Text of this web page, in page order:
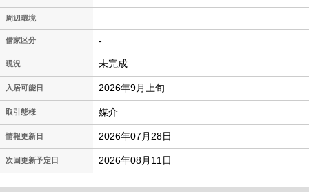
周辺環境
借家区分 -
現況 未完成
入居可能日 2026年9月上旬
取引態様 媒介
情報更新日 2026年07月28日
次回更新予定日 2026年08月11日